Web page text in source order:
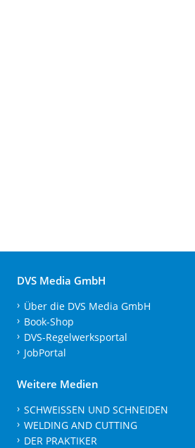
DVS Media GmbH
Über die DVS Media GmbH
Book-Shop
DVS-Regelwerksportal
JobPortal
Weitere Medien
SCHWEISSEN UND SCHNEIDEN
WELDING AND CUTTING
DER PRAKTIKER